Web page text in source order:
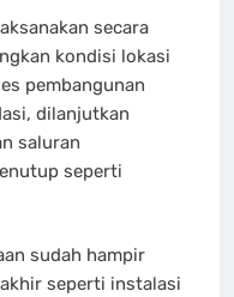
secara
kondisi lokasi
pembangunan
dilanjutkan
saluran
seperti
sudah hampir
seperti instalasi